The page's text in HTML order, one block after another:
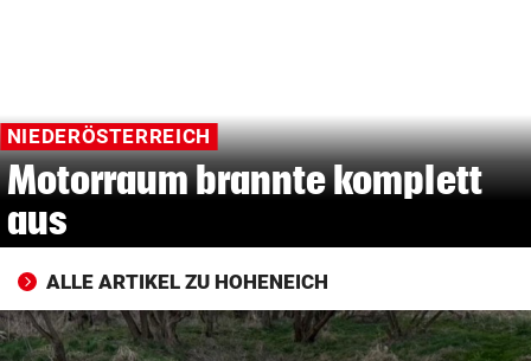
NIEDERÖSTERREICH
Motorraum brannte komplett
aus
ALLE ARTIKEL ZU HOHENEICH